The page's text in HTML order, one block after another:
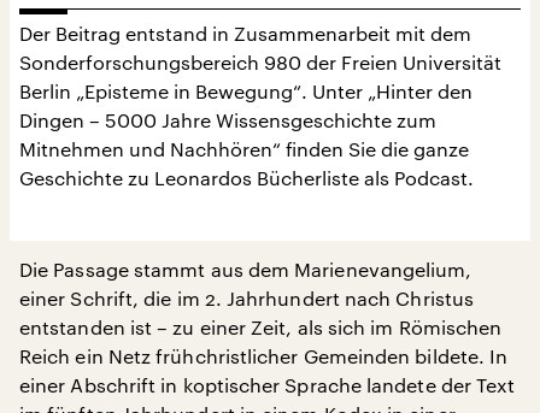
Der Beitrag entstand in Zusammenarbeit mit dem
Sonderforschungsbereich 980 der Freien Universität
Berlin „Episteme in Bewegung“. Unter „Hinter den
Dingen – 5000 Jahre Wissensgeschichte zum
Mitnehmen und Nachhören“ finden Sie die ganze
Geschichte zu Leonardos Bücherliste als Podcast.
Die Passage stammt aus dem Marienevangelium,
einer Schrift, die im 2. Jahrhundert nach Christus
entstanden ist – zu einer Zeit, als sich im Römischen
Reich ein Netz frühchristlicher Gemeinden bildete. In
einer Abschrift in koptischer Sprache landete der Text